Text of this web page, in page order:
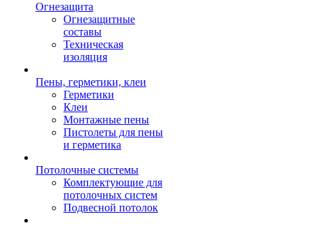
Огнезащита
Огнезащитные
составы
Техническая
изоляция
Пены, герметики, клеи
Герметики
Клеи
Монтажные пены
Пистолеты для пены
и герметика
Потолочные системы
Комплектующие для
потолочных систем
Подвесной потолок